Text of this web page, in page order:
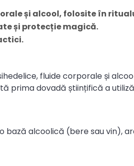
și alcool, folosite în
și protecție magică.
fluide corporale și
prima dovadă științifică a
alcoolică (bere sau vin),